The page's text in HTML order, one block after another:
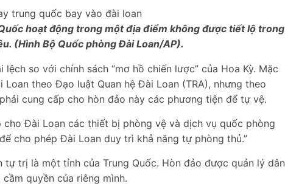
hoạt động trong một địa điểm không được tiết lộ trong
(Hình Bộ Quốc phòng Đài Loan/AP).
so với chính sách “mơ hồ chiến lược” của Hoa Kỳ. Mặc
theo Đạo luật Quan hệ Đài Loan (TRA), nhưng theo
cung cấp cho hòn đảo này các phương tiện để tự vệ.
cho Đài Loan các thiết bị phòng vệ và dịch vụ quốc phòng
cho phép Đài Loan duy trì khả năng tự phòng thủ.”
trị là một tỉnh của Trung Quốc. Hòn đảo được quản lý dân
quyền của riêng mình.